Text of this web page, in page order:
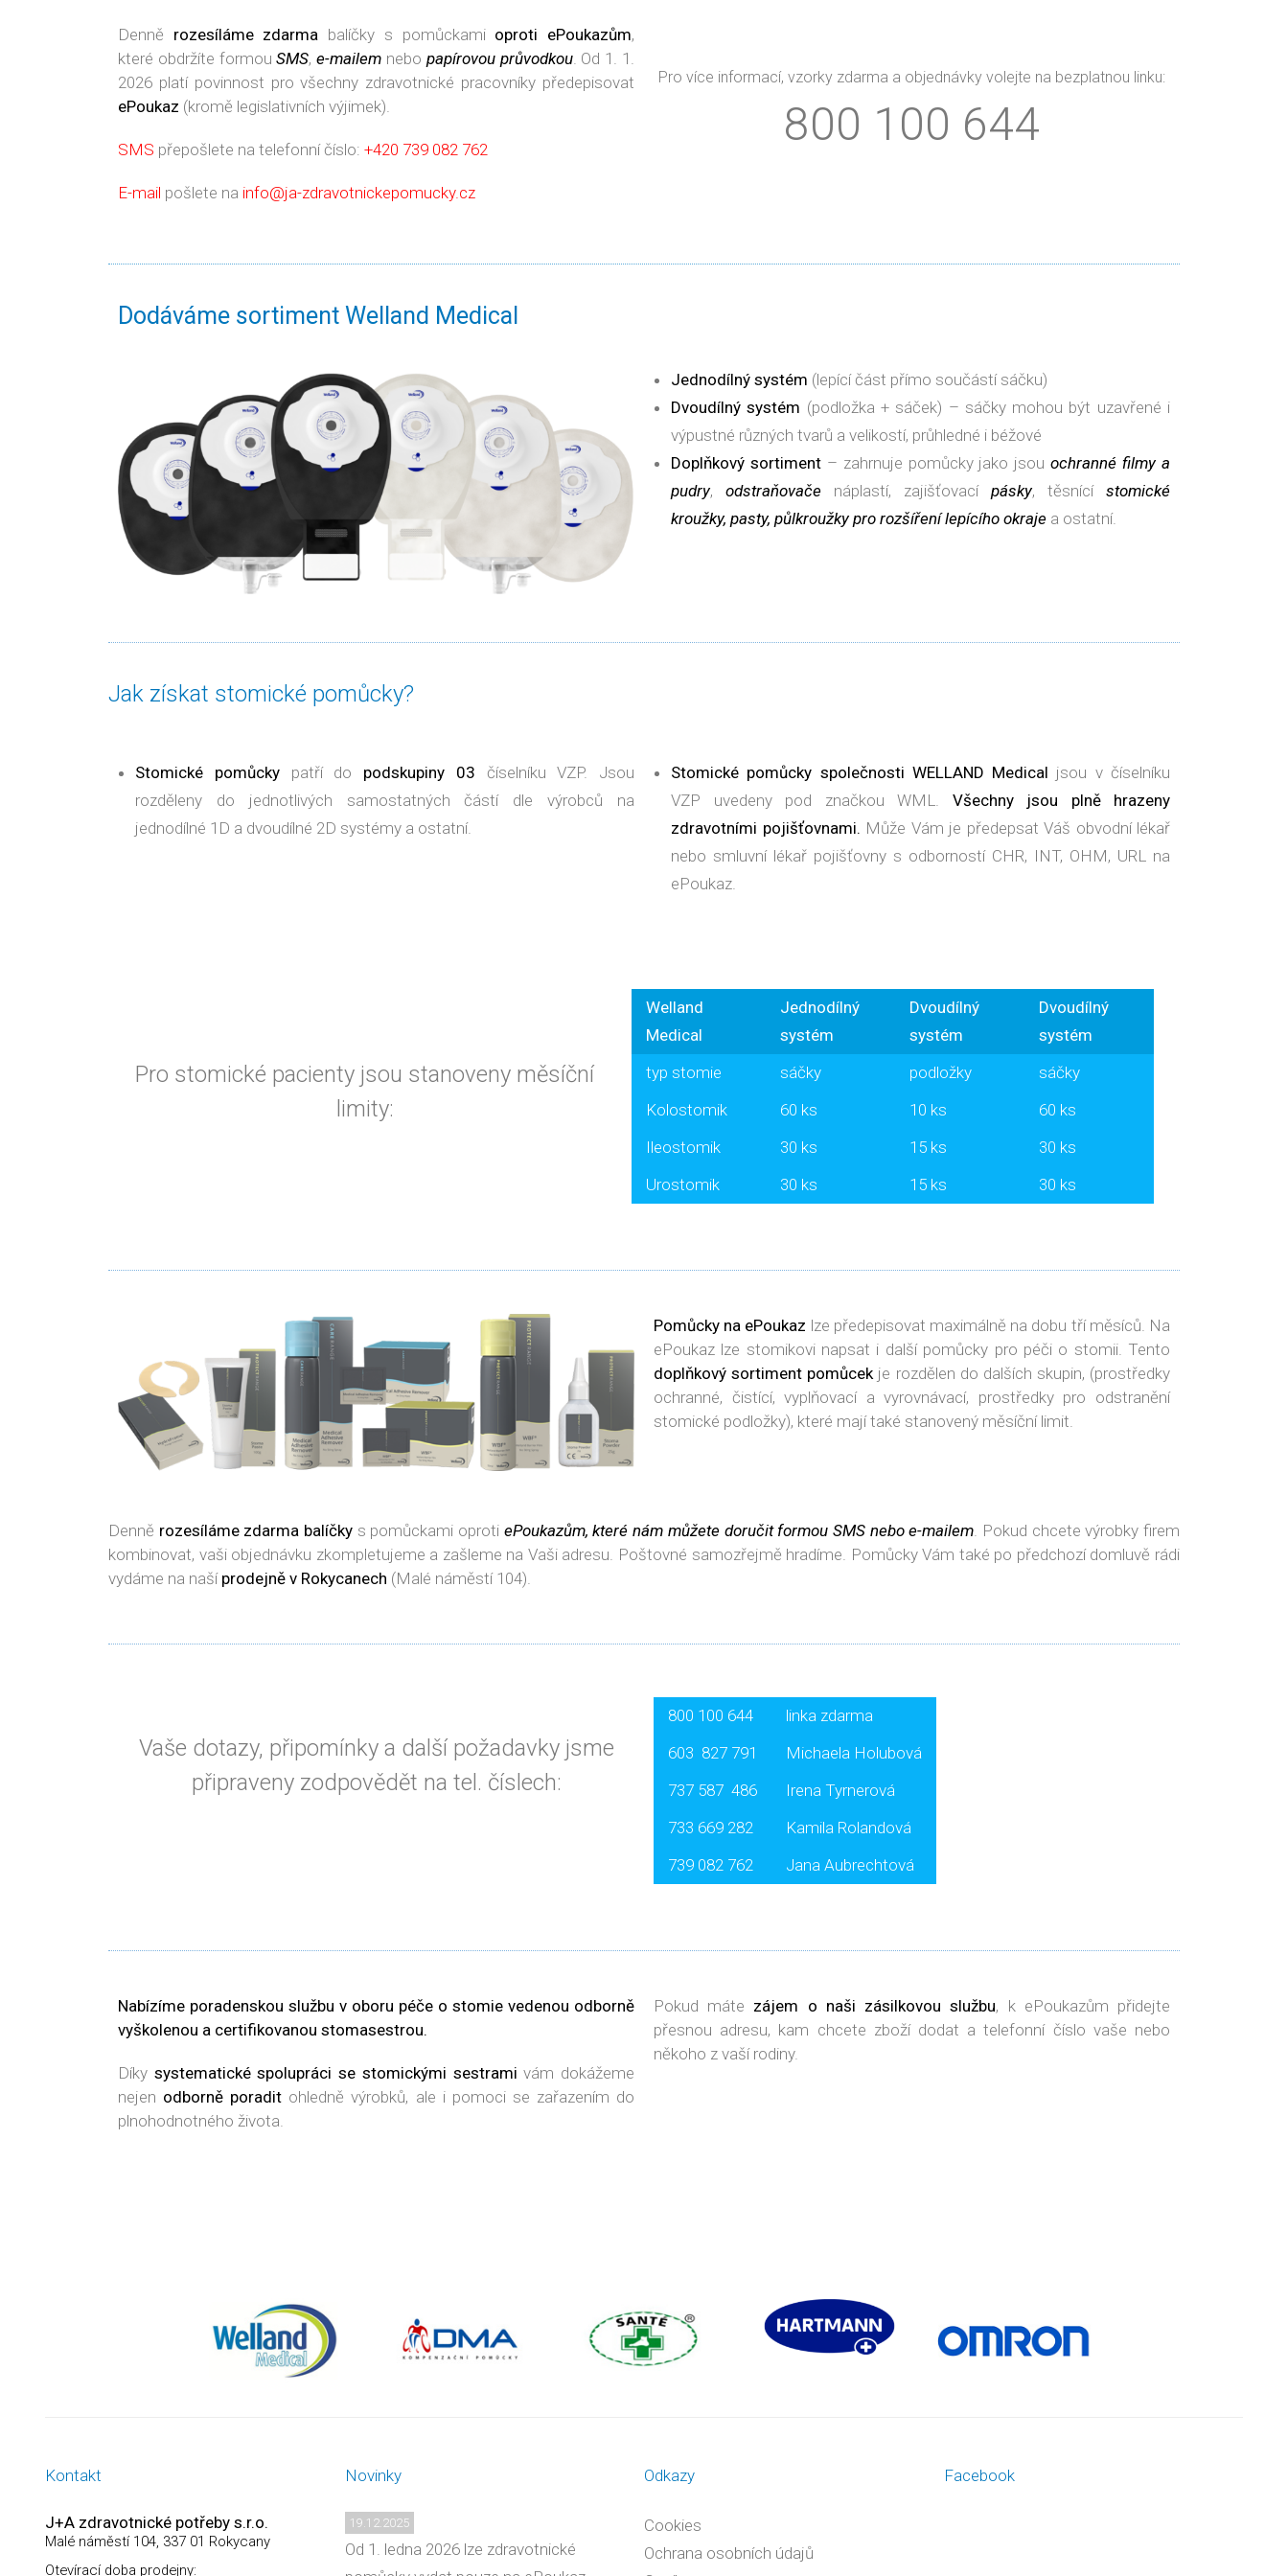
Denně rozesíláme zdarma balíčky s pomůckami oproti ePoukazům,
které obdržíte formouSMS,e-mailem nebo papírovou průvodkou. Od 1. 1.
2026 platí povinnost pro všechny zdravotnické pracovníky předepisovat
ePoukaz (kromě legislativních výjimek).
SMS přepošlete na telefonní číslo: +420 739 082 762
E-mail pošlete na info@ja-zdravotnickepomucky.cz
Pro více informací, vzorky zdarma a objednávky volejte na bezplatnou linku:
800 100 644
Dodáváme sortiment Welland Medical
Jednodílný systém (lepící část přímo součástí sáčku)
Dvoudílný systém (podložka + sáček) – sáčky mohou být uzavřené i
výpustné různých tvarů a velikostí, průhledné i béžové
Doplňkový sortiment– zahrnuje pomůcky jako jsouochranné filmy a
pudry, odstraňovače náplastí, zajišťovací pásky, těsnící stomické
kroužky, pasty, půlkroužky pro rozšíření lepícího okraje a ostatní.
Jak získat stomické pomůcky?
Stomické pomůckypatří do podskupiny 03 číselníku VZP. Jsou
rozděleny do jednotlivých samostatných částí dle výrobců na
jednodílné 1D a dvoudílné 2D systémy a ostatní.
Stomické pomůcky společnosti WELLAND Medical jsou v číselníku
VZP uvedeny pod značkou WML. Všechny jsou plně hrazeny
zdravotními pojišťovnami. Může Vám je předepsat Váš obvodní lékař
nebo smluvní lékař pojišťovny s odborností CHR, INT, OHM, URL na
ePoukaz.
Pro stomické pacienty jsou stanoveny měsíční
limity:
Welland
Medical
Jednodílný
systém
Dvoudílný
systém
Dvoudílný
systém
typ stomie
sáčky podložky
sáčky
Kolostomik
60 ks 10 ks
60 ks
Ileostomik
30 ks 15 ks
30 ks
Urostomik
30 ks 15 ks 30 ks
Pomůcky na ePoukaz lze předepisovat maximálně na dobu tří měsíců. Na
ePoukaz lze stomikovi napsat i další pomůcky pro péči o stomii. Tento
doplňkový sortiment pomůcekje rozdělen do dalších skupin, (prostředky
ochranné, čistící, vyplňovací a vyrovnávací, prostředky pro odstranění
stomické podložky), které mají také stanovený měsíční limit.
Denně rozesíláme zdarma balíčky s pomůckami oproti ePoukazům, které nám můžete doručit formou SMS nebo e-mailem . Pokud chcete výrobky firem
kombinovat, vaši objednávku zkompletujeme a zašleme na Vaši adresu. Poštovné samozřejmě hradíme. Pomůcky Vám také po předchozí domluvě rádi
vydáme na našíprodejně v Rokycanech (Malé náměstí 104).
Vaše dotazy, připomínky a další požadavky jsme
připraveny zodpovědět na tel. číslech:
800 100 644
linka zdarma
603 827 791
Michaela Holubová
737 587 486
Irena Tyrnerová
733 669 282
Kamila Rolandová
739 082 762
Jana Aubrechtová
Nabízíme poradenskou službu v oboru péče o stomie vedenou odborně
vyškolenou a certifikovanou stomasestrou.
Díky systematické spolupráci se stomickými sestrami vám dokážeme
nejen odborně poradit ohledně výrobků, ale i pomoci se zařazením do
plnohodnotného života.
Pokud máte zájem o naši zásilkovou službu, k ePoukazům přidejte
přesnou adresu, kam chcete zboží dodat a telefonní číslo vaše nebo
někoho z vaší rodiny.
Kontakt
J+A zdravotnické potřeby s.r.o.
Malé náměstí 104, 337 01 Rokycany
Otevírací doba prodejny:
Novinky
Od 1. ledna 2026 lze zdravotnické
19.12.2025
Odkazy
Cookies
Ochrana osobních údajů
Facebook